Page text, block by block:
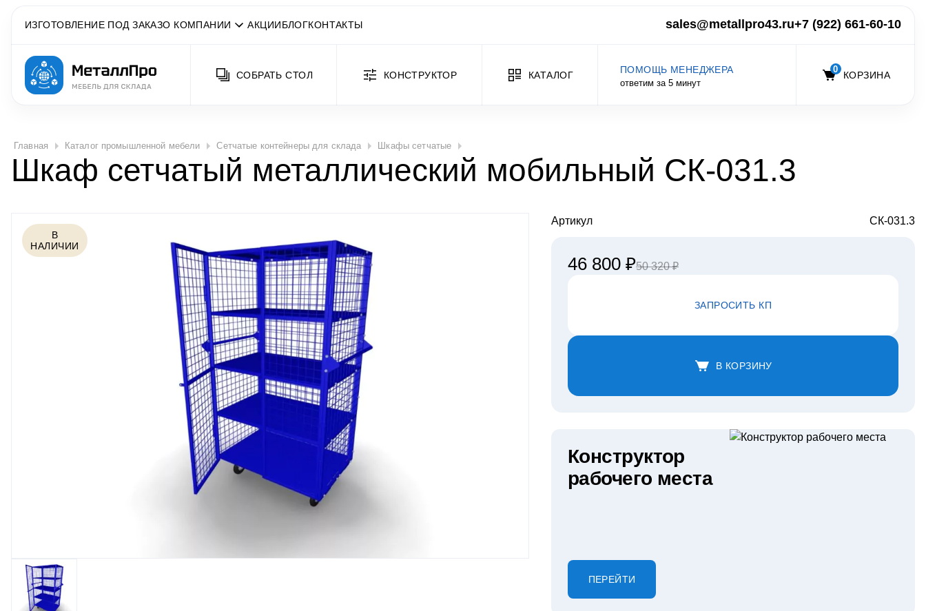
ИЗГОТОВЛЕНИЕ ПОД ЗАКАЗО КОМПАНИИ АКЦИИБЛОГКОНТАКТЫ sales@metallpro43.ru+7 (922) 661-60-10
СОБРАТЬ СТОЛ КОНСТРУКТОР КАТАЛОГ ПОМОЩЬ МЕНЕДЖЕРА
ответим за 5 минут
0
КОРЗИНА
Главная Каталог промышленной мебели Сетчатые контейнеры для склада Шкафы сетчатые
Шкаф сетчатый металлический мобильный СК-031.3
В
НАЛИЧИИ
Артикул СК-031.3
46 800 ₽50 320 ₽
ЗАПРОСИТЬ КП
В КОРЗИНУ
Конструктор
рабочего места
ПЕРЕЙТИ